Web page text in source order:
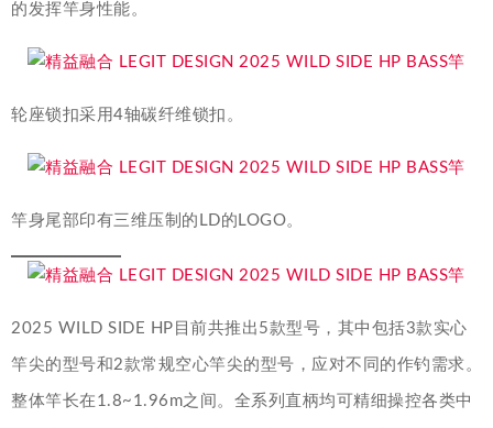
的发挥竿身性能。
轮座锁扣采用4轴碳纤维锁扣。
竿身尾部印有三维压制的LD的LOGO。
2025 WILD SIDE HP目前共推出5款型号，其中包括3款实心
竿尖的型号和2款常规空心竿尖的型号，应对不同的作钓需求。
整体竿长在1.8~1.96m之间。全系列直柄均可精细操控各类中